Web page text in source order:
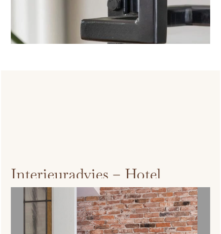
Interieuradvies – Hotel
Chique met een Stoer Randje